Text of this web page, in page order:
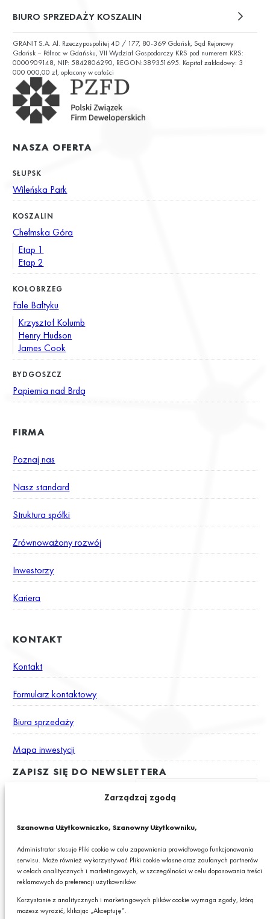
Zarządzaj zgodą
Szanowna Użytkowniczko, Szanowny Użytkowniku,
Administrator stosuje Pliki cookie w celu zapewnienia prawidłowego funkcjonowania
serwisu. Może również wykorzystywać Pliki cookie własne oraz zaufanych partnerów
w celach analitycznych i marketingowych, w szczególności w celu dopasowania treści
reklamowych do preferencji użytkowników.
Korzystanie z analitycznych i marketingowych plików cookie wymaga zgody, którą
możesz wyrazić, klikając „Akceptuję”.
ul. Św. Wojciecha 6
BIURO SPRZEDAŻY KOSZALIN
ul. Chałubińskiego 9
GRANIT S.A. Al. Rzeczypospolitej 4D / 177, 80-369 Gdańsk, Sąd Rejonowy
Gdańsk – Północ w Gdańsku, VII Wydział Gospodarczy KRS pod numerem KRS:
0000909148, NIP: 5842806290, REGON:389351695. Kapitał zakładowy: 3
000 000,00 zł, opłacony w całości
NASZA OFERTA
SŁUPSK
Wileńska Park
KOSZALIN
Chełmska Góra
Etap 1
Etap 2
KOŁOBRZEG
Fale Bałtyku
Krzysztof Kolumb
Henry Hudson
James Cook
BYDGOSZCZ
Papiernia nad Brdą
FIRMA
Poznaj nas
Nasz standard
Struktura spółki
Zrównoważony rozwój
Inwestorzy
Kariera
KONTAKT
Kontakt
Formularz kontaktowy
Biura sprzedaży
Mapa inwestycji
ZAPISZ SIĘ DO NEWSLETTERA
adres e-mail newslettera z informacjami o ciekawych promocjach,
produktach lub usługach GRANIT S.A.*
* Pola obowiązkowe
Podając swój adres e-mail wyrażasz zgodę na otrzymywanie drogą elektroniczną,
produktach lub usługach GRANIT S.A. oraz zgodę na przetwarzanie przez GRANIT
S.A. Twoich danych osobowych w postaci tego adresu e-mail. Szczegółowe zasady